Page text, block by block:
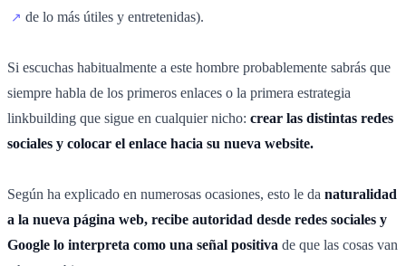
de lo más útiles y entretenidas).
Si escuchas habitualmente a este hombre probablemente sabrás que
siempre habla de los primeros enlaces o la primera estrategia
linkbuilding que sigue en cualquier nicho: crear las distintas redes
sociales y colocar el enlace hacia su nueva website.
Según ha explicado en numerosas ocasiones, esto le da naturalidad
a la nueva página web, recibe autoridad desde redes sociales y
Google lo interpreta como una señal positiva de que las cosas van